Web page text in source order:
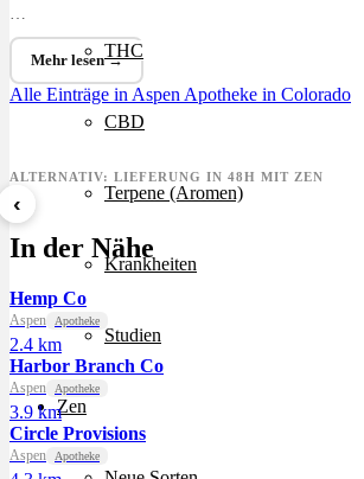
THC
CBD
Terpene (Aromen)
Krankheiten
Studien
Zen
…
Mehr lesen →
Alle Einträge in Aspen Apotheke in Colorado
ALTERNATIV: LIEFERUNG IN 48H MIT ZEN
‹
Sour Mintz Haze
ab 5,99 €/g
In der Nähe
Hemp Co
Aspen Apotheke
2.4 km
Harbor Branch Co
Aspen Apotheke
3.9 km
Circle Provisions
Aspen Apotheke